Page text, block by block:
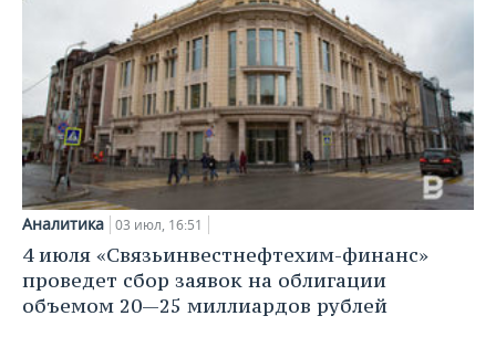
Аналитика 03 июл, 16:51
4 июля «Связьинвестнефтехим-финанс»
проведет сбор заявок на облигации
объемом 20—25 миллиардов рублей